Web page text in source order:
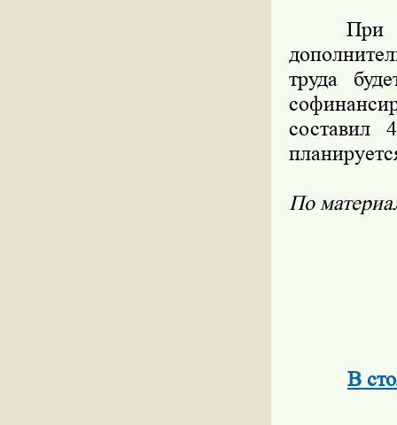
При
труда
По
В